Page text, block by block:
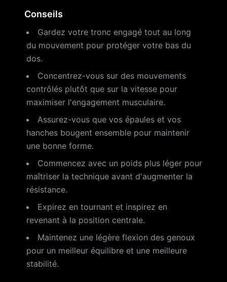
Conseils
Gardez votre tronc engagé tout au long
du mouvement pour protéger votre bas du
dos.
Concentrez-vous sur des mouvements
contrôlés plutôt que sur la vitesse pour
maximiser l'engagement musculaire.
Assurez-vous que vos épaules et vos
hanches bougent ensemble pour maintenir
une bonne forme.
Commencez avec un poids plus léger pour
maîtriser la technique avant d'augmenter la
résistance.
Expirez en tournant et inspirez en
revenant à la position centrale.
Maintenez une légère flexion des genoux
pour un meilleur équilibre et une meilleure
stabilité.